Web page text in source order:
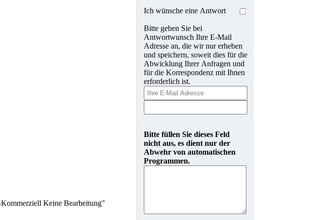
Ich wünsche eine Antwort
Bitte geben Sie bei
Antwortwunsch Ihre E-Mail
Adresse an, die wir nur erheben
und speichern, soweit dies für die
Abwicklung Ihrer Anfragen und
für die Korrespondenz mit Ihnen
erforderlich ist.
Bitte füllen Sie dieses Feld
nicht aus, es dient nur der
Abwehr von automatischen
Programmen.